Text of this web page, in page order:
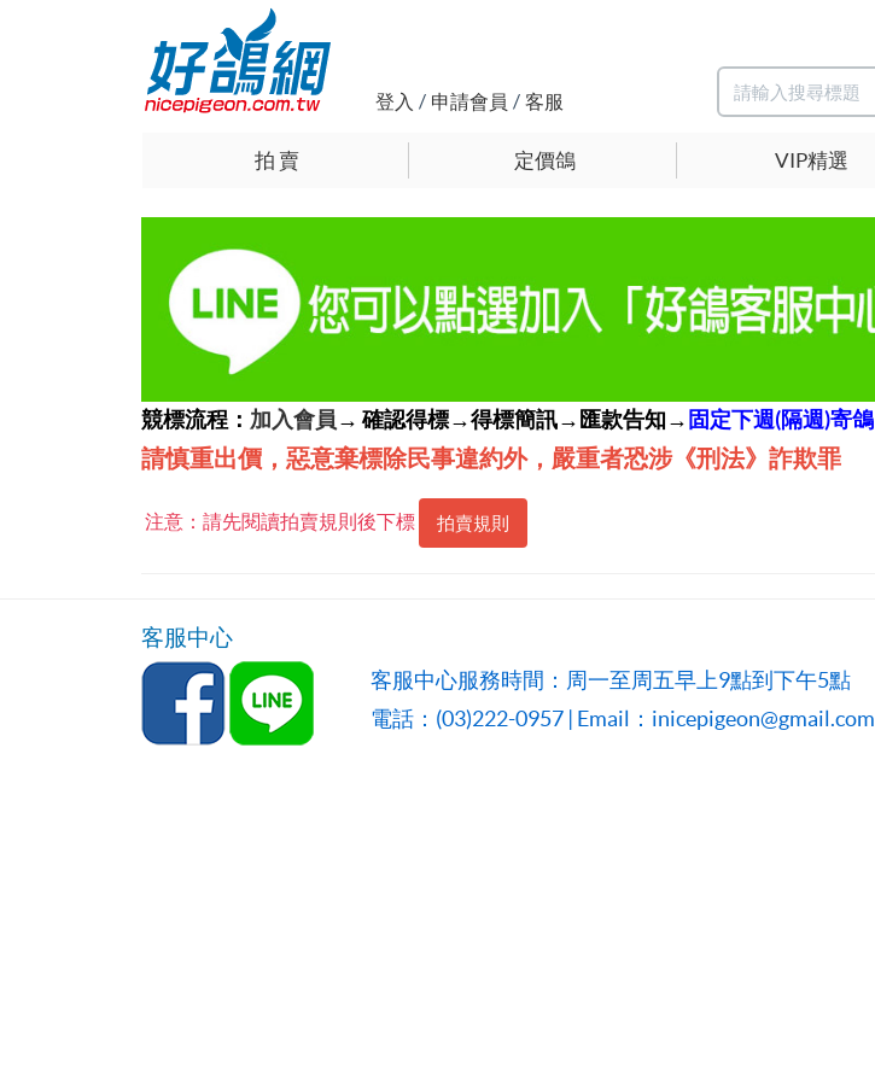
登入 / 申請會員 / 客服
拍 賣 定價鴿 VIP精選
競標流程： 加入會員→ 確認得標→得標簡訊→匯款告知→固定下週(隔週)寄鴿
請慎重出價，惡意棄標除民事違約外，嚴重者恐涉《刑法》詐欺罪
注意：請先閱讀拍賣規則後下標 拍賣規則
客服中心
客服中心服務時間：周一至周五早上9點到下午5點
電話：(03)222-0957 | Email：inicepigeon@gmail.com